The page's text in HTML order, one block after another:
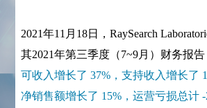
2021年11月18日，RaySearch
其2021年第三季度（7~9月）财务报
可收入增长了 37%，支持收入增长了
净销售额增长了 15%，运营亏损总计